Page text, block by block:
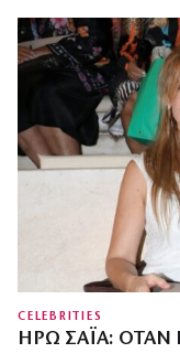
CELEBRITIES
ΗΡΏ ΣΑΪ́Α: